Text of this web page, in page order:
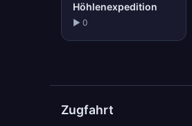
Höhlenexpedition
▶ 0
Zugfahrt